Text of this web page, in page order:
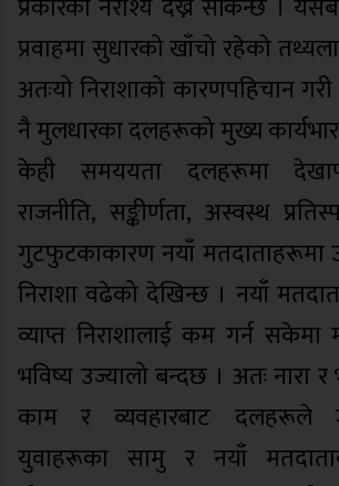
प्रकारको नैराश्य देख्न सकिन्छ ।
प्रवाहमा सुधारको खाँचो रहेको
अतःयो निराशाको कारणपहिचान
नै मुलधारका दलहरूको मुख्य कार्यभार
केही समययता दलहरूमा
राजनीति, सङ्कीर्णता, अस्वस्थ
गुटफुटकाकारण नयाँ मतदाताहरूमा
निराशा वढेको देखिन्छ । नयाँ
व्याप्त निराशालाई कम गर्न सकेमा
भविष्य उज्यालो बन्दछ । अतः नारा
काम र व्यवहारबाट दलहरूले
युवाहरूका सामु र नयाँ